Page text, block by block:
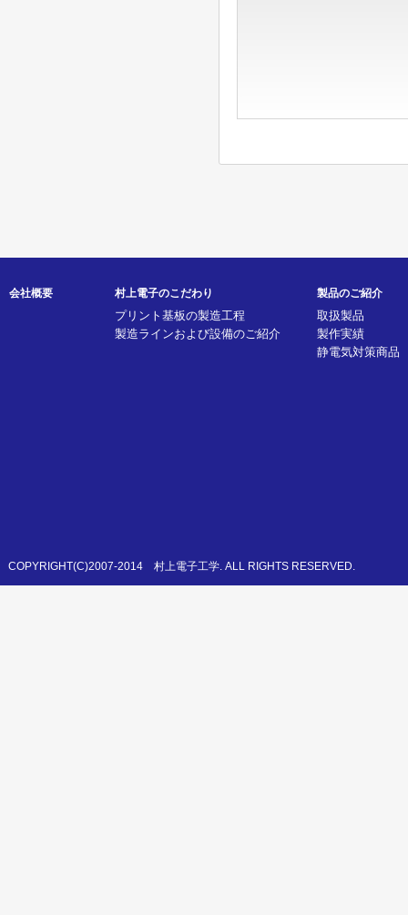
会社概要 村上電子のこだわり
プリント基板の製造工程
製造ラインおよび設備のご紹介
製品のご紹介
取扱製品
製作実績
静電気対策商品
COPYRIGHT(C)2007-2014 村上電子工学. ALL RIGHTS RESERVED.